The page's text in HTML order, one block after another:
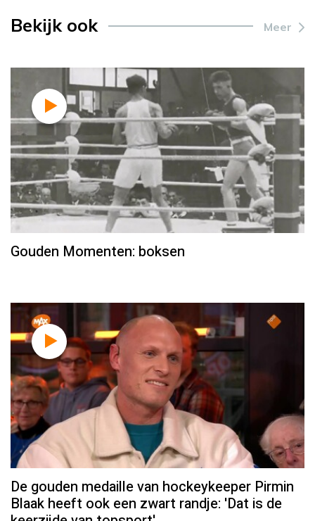
Bekijk ook Meer
Gouden Momenten: boksen
De gouden medaille van hockeykeeper Pirmin
Blaak heeft ook een zwart randje: 'Dat is de